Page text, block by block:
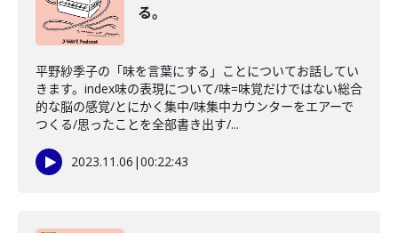
る。
平野紗季子の「味を言葉にする」ことについてお話してい
きます。index味の表現について/味=味覚だけではない総合
的な脳の感覚/とにかく集中/味集中カウンターをエアーで
つくる/思ったことを全部書き出す/...
2023.11.06 |00:22:43